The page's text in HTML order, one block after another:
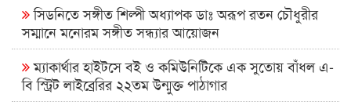
সিডনিতে সঙ্গীত শিল্পী অধ্যাপক ডাঃ অরূপ রতন চৌধুরীর
সম্মানে মনোরম সঙ্গীত সন্ধ্যার আয়োজন
ম্যাকার্থার হাইটসে বই ও কমিউনিটিকে এক সুতোয় বাঁধল এ-
বি স্ট্রিট লাইব্রেরির ২২তম উন্মুক্ত পাঠাগার